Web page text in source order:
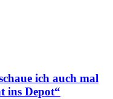
ich auch mal
ins Depot“